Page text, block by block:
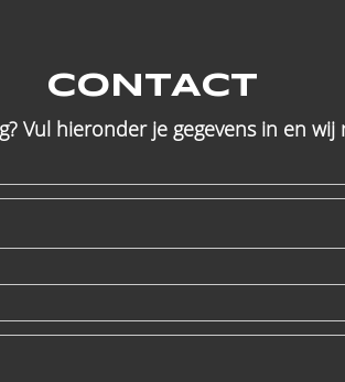
CONTACT
Vul hieronder je gegevens in en